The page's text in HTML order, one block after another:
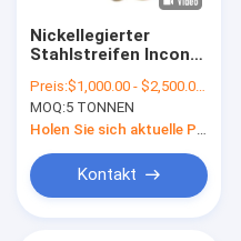
Nickellegierter
Stahlstreifen Inconel
Blechspulenschlitzkante
Preis:$1,000.00 - $2,500.00/Tons
MOQ:5 TONNEN
Kontakt